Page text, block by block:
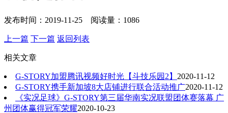
发布时间：2019-11-25 阅读量：1086
上一篇 下一篇 返回列表
相关文章
G-STORY加盟腾讯视频好时光【斗技乐园2】 2020-11-12
G-STORY携手新加坡8大店铺进行联合活动推广2020-11-12
《实况足球》G-STORY第三届华南实况联盟团体赛落幕 广
州团体赢得冠军荣耀2020-10-23